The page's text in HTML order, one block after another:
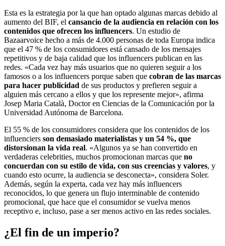
Esta es la estrategia por la que han optado algunas marcas debido al
aumento del BIF, el cansancio de la audiencia en relación con los
contenidos que ofrecen los influencers. Un estudio de
Bazaarvoice hecho a más de 4.000 personas de toda Europa indica
que el 47 % de los consumidores está cansado de los mensajes
repetitivos y de baja calidad que los influencers publican en las
redes. «Cada vez hay más usuarios que no quieren seguir a los
famosos o a los influencers porque saben que cobran de las marcas
para hacer publicidad de sus productos y prefieren seguir a
alguien más cercano a ellos y que los represente mejor», afirma
Josep Maria Català, Doctor en Ciencias de la Comunicación por la
Universidad Autónoma de Barcelona.
El 55 % de los consumidores considera que los contenidos de los
influenciers son demasiado materialistas y un 54 %, que
distorsionan la vida real. «Algunos ya se han convertido en
verdaderas celebrities, muchos promocionan marcas que no
concuerdan con su estilo de vida, con sus creencias y valores, y
cuando esto ocurre, la audiencia se desconecta», considera Soler.
Además, según la experta, cada vez hay más influencers
reconocidos, lo que genera un flujo interminable de contenido
promocional, que hace que el consumidor se vuelva menos
receptivo e, incluso, pase a ser menos activo en las redes sociales.
¿El fin de un imperio?